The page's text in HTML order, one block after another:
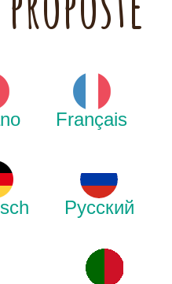
Français
Русский